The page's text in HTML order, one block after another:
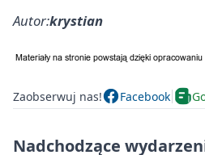
Autor:krystian
Zaobserwuj nas! Facebook
Nadchodzące